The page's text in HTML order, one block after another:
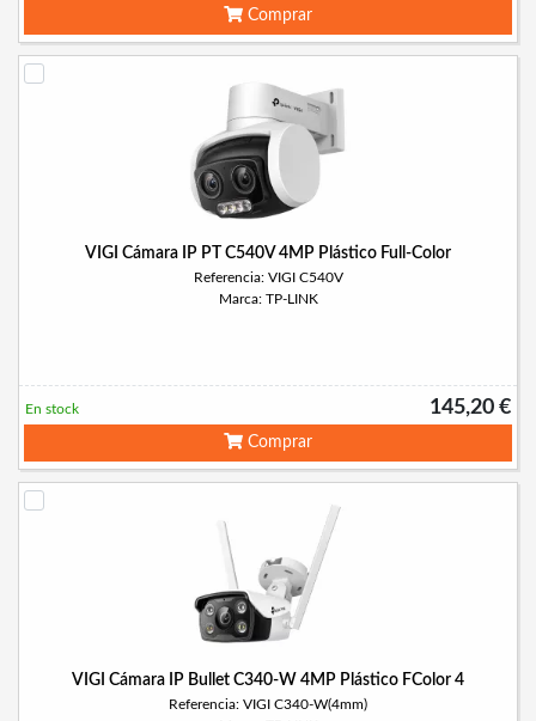
Comprar
VIGI Cámara IP PT C540V 4MP Plástico Full-Color
Referencia: VIGI C540V
Marca: TP-LINK
145,20 €
En stock
Comprar
VIGI Cámara IP Bullet C340-W 4MP Plástico FColor 4
Referencia: VIGI C340-W(4mm)